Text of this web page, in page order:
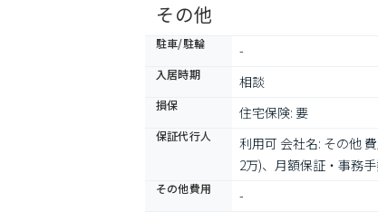
その他
駐車/駐輪 -
入居時期 相談
損保 住宅保険: 要
保証代行人
利用可 会社名: その他
2万)、月額保証・事務
その他費用 -